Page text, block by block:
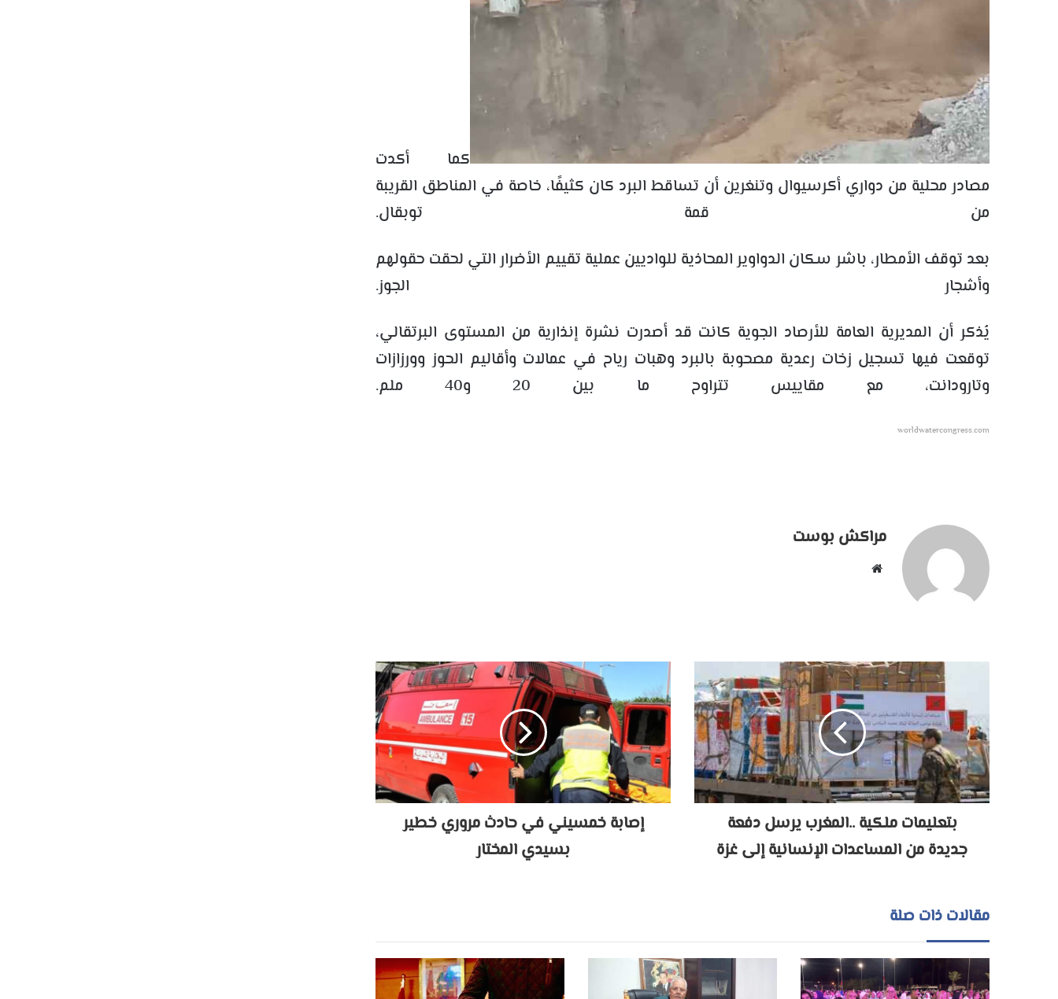
كما أكدت
مصادر محلية من دواري أكرسيوال وتنغرين أن تساقط البرد كان كثيفًا، خاصة في المناطق القريبة
من قمة توبقال.
بعد توقف الأمطار، باشر سكان الدواوير المحاذية للواديين عملية تقييم الأضرار التي لحقت حقولهم
وأشجار الجوز.
يُذكر أن المديرية العامة للأرصاد الجوية كانت قد أصدرت نشرة إنذارية من المستوى البرتقالي،
توقعت فيها تسجيل زخات رعدية مصحوبة بالبرد وهبات رياح في عمالات وأقاليم الحوز وورزازات
وتارودانت، مع مقاييس تتراوح ما بين 20 و40 ملم.
worldwatercongress.com
مراكش بوست
بتعليمات ملكية ..المغرب يرسل دفعة
جديدة من المساعدات الإنسانية إلى غزة
إصابة خمسيني في حادث مروري خطير
بسيدي المختار
مقالات ذات صلة